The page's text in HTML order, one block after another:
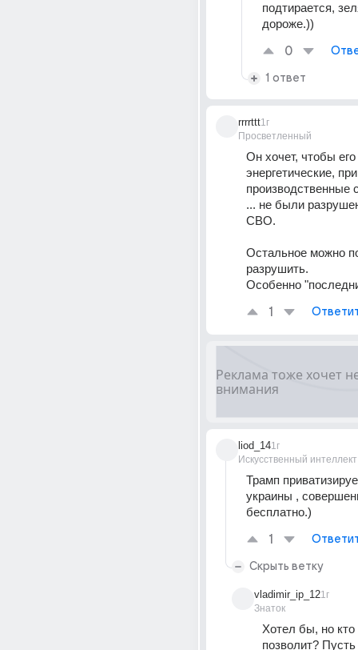
подтирается,
дороже.))
0
1 ответ
rrrrttt
Просветленный
1г
Он хочет, чтобы его
энергетические,
производственные
... не были
СВО.
Остальное можно
разрушить.
Особенно
1
liod_14
Искусственный интеллект
1г
Трамп
украины ,
бесплатно.)
1
Скрыть ветку
vladimir_ip_12
Знаток
1г
Хотел бы, но
позволит?